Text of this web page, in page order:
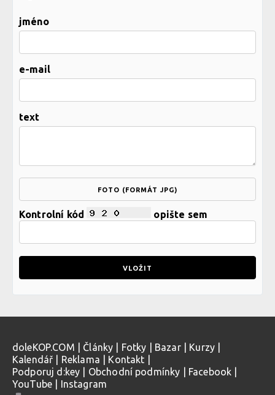
jméno
e-mail
text
FOTO (FORMÁT JPG)
Kontrolní kód opište sem
doleKOP.COM Články Fotky Bazar| Kurzy
Kalendář
Reklama Kontakt
Podporuj d:key
Obchodní podmínky Facebook
YouTube
Instagram